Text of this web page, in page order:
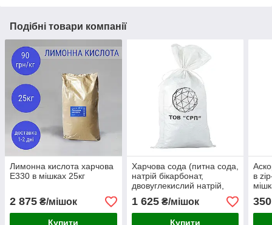
Подібні товари компанії
Лимонна кислота харчова
Е330 в мішках 25кг
2 875 ₴/мішок
Купити
Харчова сода (питна сода,
натрій бікарбонат,
двовуглекислий натрій,
гідрокарбонат натрію
Е500) ФАРМ в мішках
1 625₴/мішок
Купити
в
350